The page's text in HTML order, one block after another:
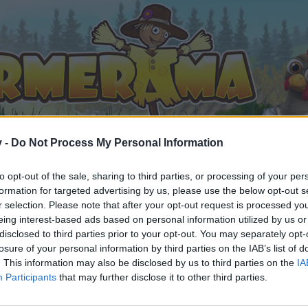
- Do Not Process My Personal Information
opt-out of the sale, sharing to third parties, or processing of your
for targeted advertising by us, please use the below opt-out
selection. Please note that after your opt-out request is processed
interest-based ads based on personal information utilized by us
to third parties prior to your opt-out. You may separately
of your personal information by third parties on the IAB’s list of
This information may also be disclosed by us to third parties on the
Participants that may further disclose it to other third parties.
am Start
gefällt
teilnehmen oder eigene Themen starten möchtest,